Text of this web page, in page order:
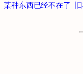
某种东西已经不在了